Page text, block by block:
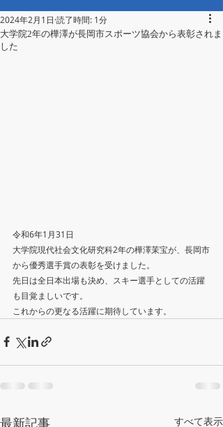
大学院2年の樺澤が長岡市スポーツ協会から表彰されま
した
2024年2月1日 読了時間: 1分
令和6年1月31日
大学院現代社会文化研究科2年の樺澤茉宝が、長岡市
から優秀選手賞の表彰を受けました。
先日は全日本出場も決め、スキー選手としての活躍
も目覚ましいです。
これからの更なる活躍に期待しています。
最新記事 すべて表示